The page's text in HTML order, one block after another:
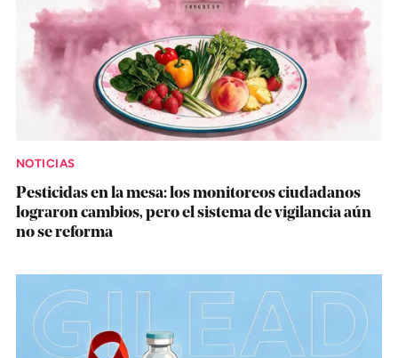
NOTICIAS
Pesticidas en la mesa: los monitoreos ciudadanos
lograron cambios, pero el sistema de vigilancia aún
no se reforma